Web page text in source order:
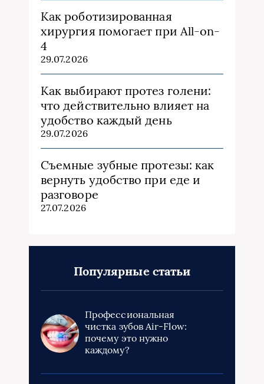
Как роботизированная
хирургия помогает при All-on-
4
29.07.2026
Как выбирают протез голени:
что действительно влияет на
удобство каждый день
29.07.2026
Съемные зубные протезы: как
вернуть удобство при еде и
разговоре
27.07.2026
Популярные статьи
Профессиональная
чистка зубов Air-Flow:
почему это нужно
каждому?